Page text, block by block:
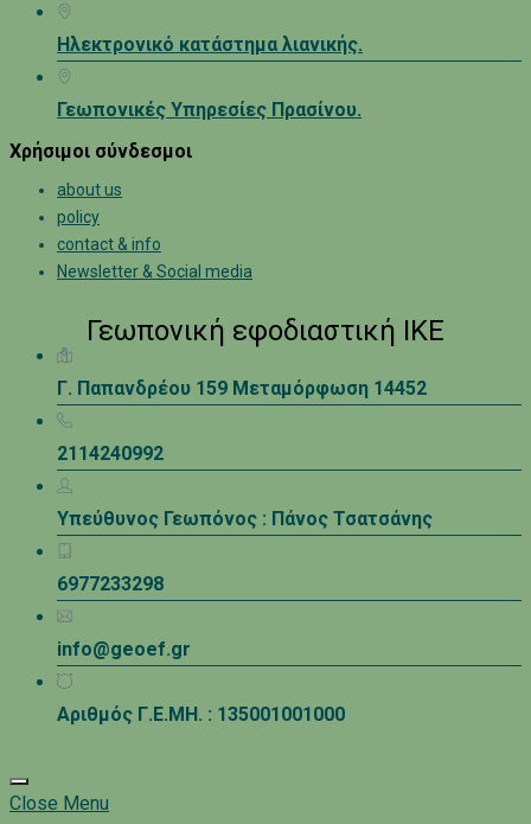
Ηλεκτρονικό κατάστημα λιανικής.
Γεωπονικές Υπηρεσίες Πρασίνου.
Χρήσιμοι σύνδεσμοι
about us
policy
contact & info
Newsletter & Social media
Γεωπονική εφοδιαστική ΙΚΕ
Γ. Παπανδρέου 159 Μεταμόρφωση 14452
2114240992
Υπεύθυνος Γεωπόνος : Πάνος Τσατσάνης
6977233298
info@geoef.gr
Αριθμός Γ.Ε.ΜΗ. : 135001001000
Close Menu